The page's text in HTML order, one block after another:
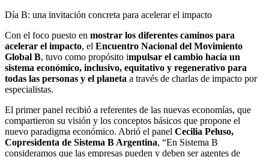
Día B: una invitación concreta para acelerar el impacto
Con el foco puesto en mostrar los diferentes caminos para
acelerar el impacto, el Encuentro Nacional del Movimiento
Global B, tuvo como propósito impulsar el cambio hacia un
sistema económico, inclusivo, equitativo y regenerativo para
todas las personas y el planeta a través de charlas de impacto por
especialistas.
El primer panel recibió a referentes de las nuevas economías, que
compartieron su visión y los conceptos básicos que propone el
nuevo paradigma económico. Abrió el panel Cecilia Peluso,
Copresidenta de Sistema B Argentina, “En Sistema B
consideramos que las empresas pueden y deben ser agentes de